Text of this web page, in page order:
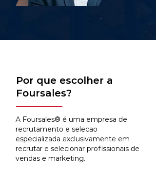
Por que escolher a
Foursales?
A Foursales® é uma empresa de
recrutamento e selecao
especializada exclusivamente em
recrutar e selecionar profissionais de
vendas e marketing.